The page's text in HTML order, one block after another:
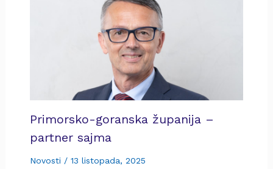
Primorsko-goranska županija –
partner sajma
Novosti / 13 listopada, 2025